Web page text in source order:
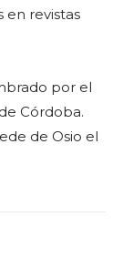
en revistas
por el
Córdoba.
de Osio el